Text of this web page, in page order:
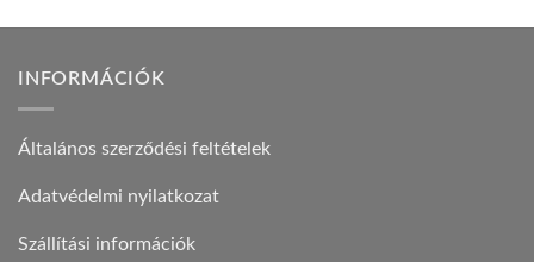
INFORMÁCIÓK
Általános szerződési feltételek
Adatvédelmi nyilatkozat
Szállítási információk